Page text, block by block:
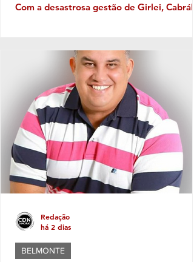
Com a desastrosa gestão de Girlei,
desgoverno, baixas de aliados, firulas do
gestor e sucessivos erros administrativos
são os ingredientes do que se tornou a
governança no município de
SantaCruzCabrália, fator que leva os
moradores a refletir, sobretudo em quem e
BELMONTE
Redação
há 2 dias